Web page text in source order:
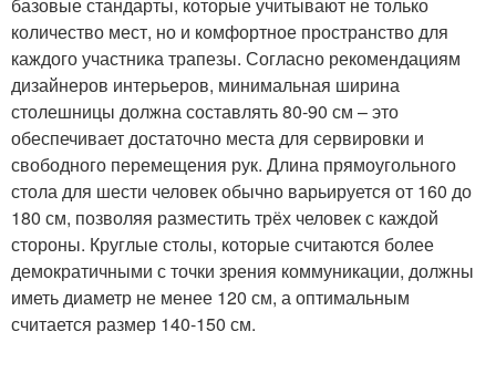
количество мест, но и комфортное пространство для
каждого участника трапезы. Согласно рекомендациям
дизайнеров интерьеров, минимальная ширина
столешницы должна составлять 80-90 см – это
обеспечивает достаточно места для сервировки и
свободного перемещения рук. Длина прямоугольного
стола для шести человек обычно варьируется от 160 до
180 см, позволяя разместить трёх человек с каждой
стороны. Круглые столы, которые считаются более
демократичными с точки зрения коммуникации, должны
иметь диаметр не менее 120 см, а оптимальным
считается размер 140-150 см.